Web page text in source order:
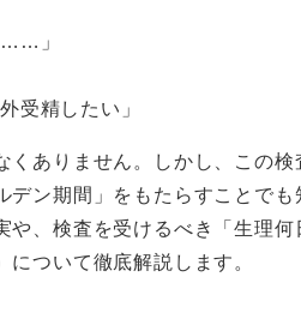
……」
受精したい」
ありません。しかし、この検
ン期間」をもたらすことでも
、検査を受けるべき「生理
ついて徹底解説します。